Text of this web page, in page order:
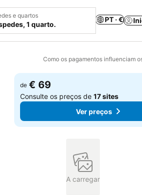
e quartos
1 quarto.
PT · €
Como os pagamentos influenciam
aos favoritos
de € 69
Consulte os preços de17 sites
Ver preços
A carregar